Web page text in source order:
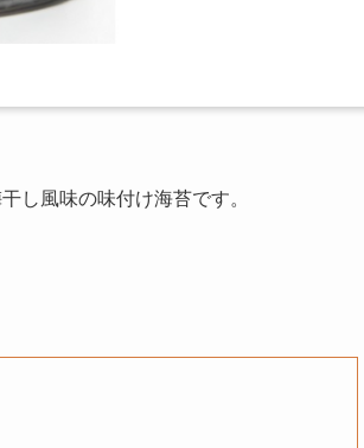
し風味の味付け海苔です。